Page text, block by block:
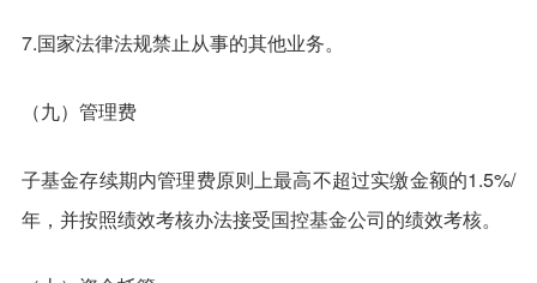
7.国家法律法规禁止从事的其他业务。
（九）管理费
子基金存续期内管理费原则上最高不超过实缴金额的1.5%/
年，并按照绩效考核办法接受国控基金公司的绩效考核。